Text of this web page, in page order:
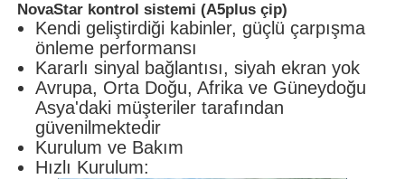
NovaStar kontrol sistemi (A5plus çip)
Kendi geliştirdiği kabinler, güçlü çarpışma
önleme performansı
Kararlı sinyal bağlantısı, siyah ekran yok
Avrupa, Orta Doğu, Afrika ve Güneydoğu
Asya'daki müşteriler tarafından
güvenilmektedir
Kurulum ve Bakım
Hızlı Kurulum: